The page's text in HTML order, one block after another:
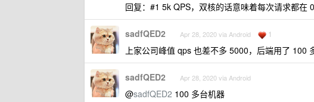
回复：#1 5k QPS，双核的话意味着每次请求都在
sadfQED2 Apr 28, 2020 via Android 1
上家公司峰值 qps 也差不多 5000，后端用了 100
sadfQED2 Apr 28, 2020 via Android
@sadfQED2 100 多台机器